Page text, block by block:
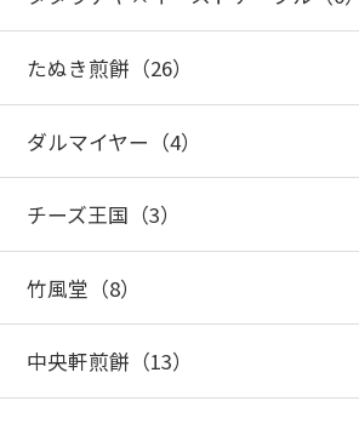
たぬき煎餅 （26）
ダルマイヤー （4）
チーズ王国 （3）
竹風堂 （8）
中央軒煎餅 （13）